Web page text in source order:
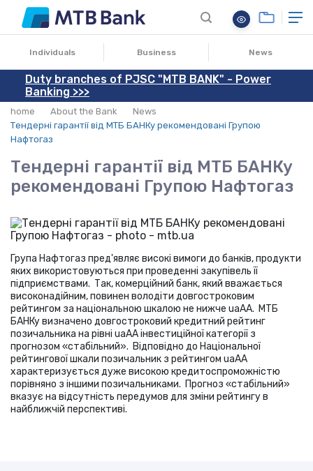
Individuals Business News
Duty branches of PJSC "MTB BANK" - Power
Banking >>>
home About the Bank
News
Тендерні гарантії від МТБ БАНКу рекомендовані Групою
Нафтогаз
Тендерні гарантії від МТБ БАНКу
рекомендовані Групою Нафтогаз
02.11.2018
Група Нафтогаз пред'являє високі вимоги до банків, продукти
яких використовуються при проведенні закупівель її
підприємствами. Так, комерційний банк, який вважається
високонадійним, повинен володіти довгостроковим
рейтингом за національною шкалою не нижче uaAA. МТБ
БАНКу визначено довгостроковий кредитний рейтинг
позичальника на рівні uaAAінвестиційної категорії з
прогнозом «стабільний». Відповідно до Національної
рейтингової шкали позичальник з рейтингом uaAA
характеризується дуже високою кредитоспроможністю
порівняно з іншими позичальниками. Прогноз «стабільний»
вказує на відсутність передумов для зміни рейтингу в
найближчій перспективі.